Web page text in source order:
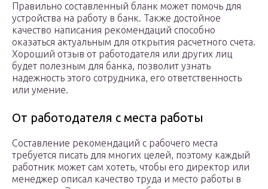
Правильно составленный бланк может помочь для
устройства на работу в банк. Также достойное
качество написания рекомендаций способно
оказаться актуальным для открытия расчетного счета.
Хороший отзыв от работодателя или других лиц
будет полезным для банка, позволит узнать
надежность этого сотрудника, его ответственность
или умение.
От работодателя с места работы
Составление рекомендаций с рабочего места
требуется писать для многих целей, поэтому каждый
работник может сам хотеть, чтобы его директор или
менеджер описал качество труда и место работы в